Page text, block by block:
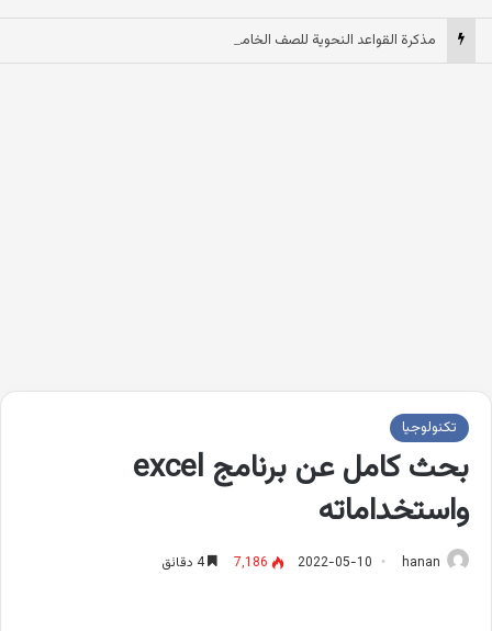
تكنولوجيا
بحث كامل عن برنامج excel
واستخداماته
hanan
2022-05-10 7٬186 4 دقائق